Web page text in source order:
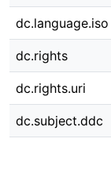
dc.language.iso
dc.rights
dc.rights.uri
dc.subject.ddc